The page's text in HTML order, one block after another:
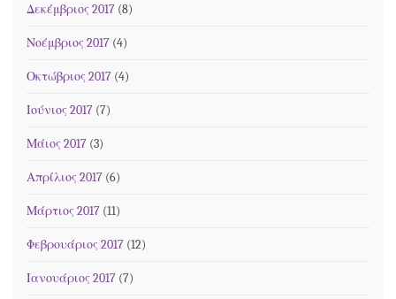
Δεκέμβριος 2017 (8)
Νοέμβριος 2017 (4)
Οκτώβριος 2017 (4)
Ιούνιος 2017 (7)
Μάιος 2017 (3)
Απρίλιος 2017 (6)
Μάρτιος 2017 (11)
Φεβρουάριος 2017 (12)
Ιανουάριος 2017 (7)